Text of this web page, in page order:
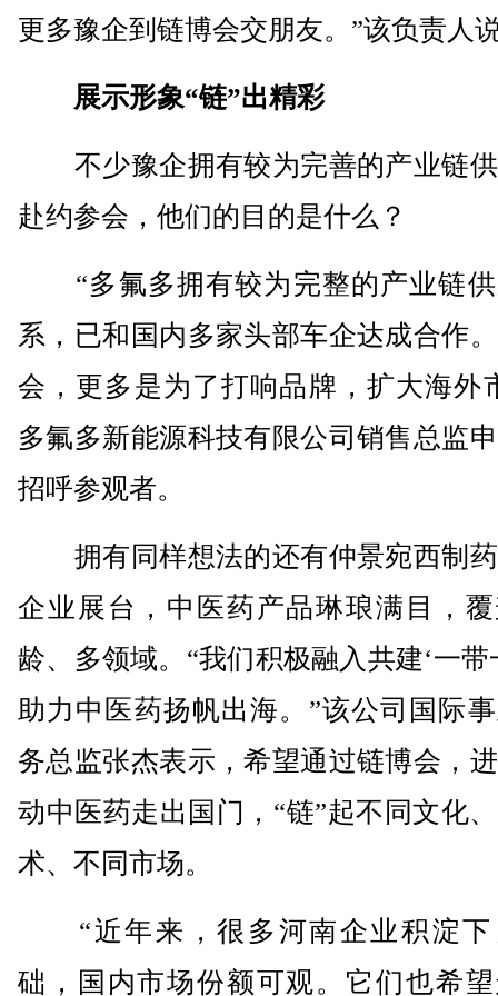
更多豫企到链博会交朋友。”该负责人
展示形象“链”出精彩
不少豫企拥有较为完善的产业链
赴约参会，他们的目的是什么？
“多氟多拥有较为完整的产业链供
系，已和国内多家头部车企达成合作
会，更多是为了打响品牌，扩大海外
多氟多新能源科技有限公司销售总监
招呼参观者。
拥有同样想法的还有仲景宛西制
企业展台，中医药产品琳琅满目，
龄、多领域。“我们积极融入共建‘一带
助力中医药扬帆出海。”该公司国际
务总监张杰表示，希望通过链博会，
动中医药走出国门，“链”起不同文化
术、不同市场。
“近年来，很多河南企业积淀下
础，国内市场份额可观。它们也希